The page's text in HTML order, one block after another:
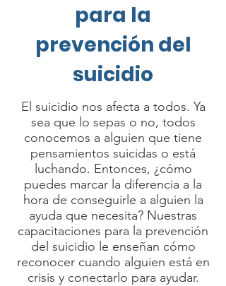
para la
prevención del
suicidio
El suicidio nos afecta a todos. Ya
sea que lo sepas o no, todos
conocemos a alguien que tiene
pensamientos suicidas o está
luchando. Entonces, ¿cómo
puedes marcar la diferencia a la
hora de conseguirle a alguien la
ayuda que necesita? Nuestras
capacitaciones para la prevención
del suicidio le enseñan cómo
reconocer cuando alguien está en
crisis y conectarlo para ayudar.